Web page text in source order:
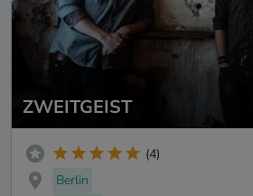
ZWEITGEIST
(4)
Berlin